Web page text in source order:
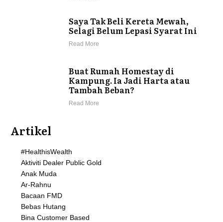
Saya Tak Beli Kereta Mewah,
Selagi Belum Lepasi Syarat Ini
Read More
Buat Rumah Homestay di
Kampung. Ia Jadi Harta atau
Tambah Beban?
Read More
Artikel
#HealthisWealth
Aktiviti Dealer Public Gold
Anak Muda
Ar-Rahnu
Bacaan FMD
Bebas Hutang
Bina Customer Based